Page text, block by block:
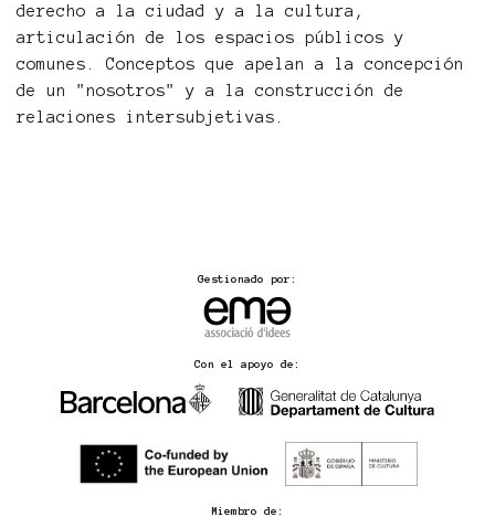
derecho a la ciudad y a la cultura,
articulación de los espacios públicos y
comunes. Conceptos que apelan a la concepción
de un "nosotros" y a la construcción de
relaciones intersubjetivas.
Gestionado por:
Con el apoyo de:
Miembro de: